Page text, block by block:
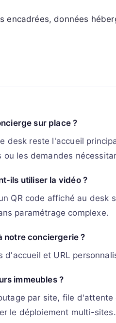
encadrées, données
sur place ?
desk reste l'accueil
les demandes
ils utiliser la vidéo ?
QR code affiché au desk
paramétrage complexe.
notre conciergerie ?
d'accueil et URL
immeubles ?
par site, file d'attente
le déploiement multi-sites.